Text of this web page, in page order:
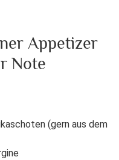
Appetizer
Note
(gern aus dem